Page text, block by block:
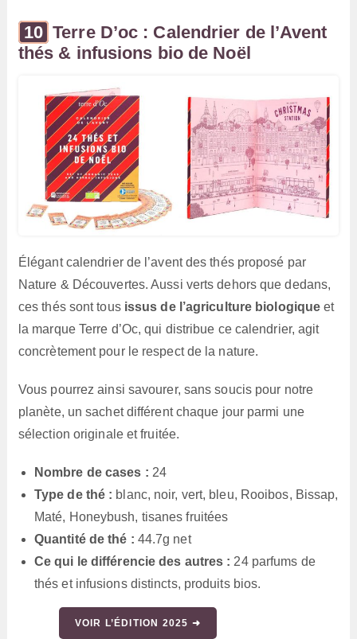
Terre D’oc : Calendrier de l’Avent
thés & infusions bio de Noël
Élégant calendrier de l’avent des thés proposé par
Nature & Découvertes. Aussi verts dehors que dedans,
ces thés sont tous issus de l’agriculture biologique et
la marque Terre d’Oc, qui distribue ce calendrier, agit
concrètement pour le respect de la nature.
Vous pourrez ainsi savourer, sans soucis pour notre
planète, un sachet différent chaque jour parmi une
sélection originale et fruitée.
Nombre de cases : 24
Type de thé : blanc, noir, vert, bleu, Rooibos, Bissap,
Maté, Honeybush, tisanes fruitées
Quantité de thé : 44.7g net
Ce qui le différencie des autres : 24 parfums de
thés et infusions distincts, produits bios.
VOIR L’ÉDITION 2025 ➜